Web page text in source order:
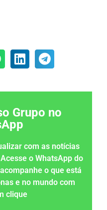
Grupo no
com as notícias
o WhatsApp do
o que está
e no mundo com
clique